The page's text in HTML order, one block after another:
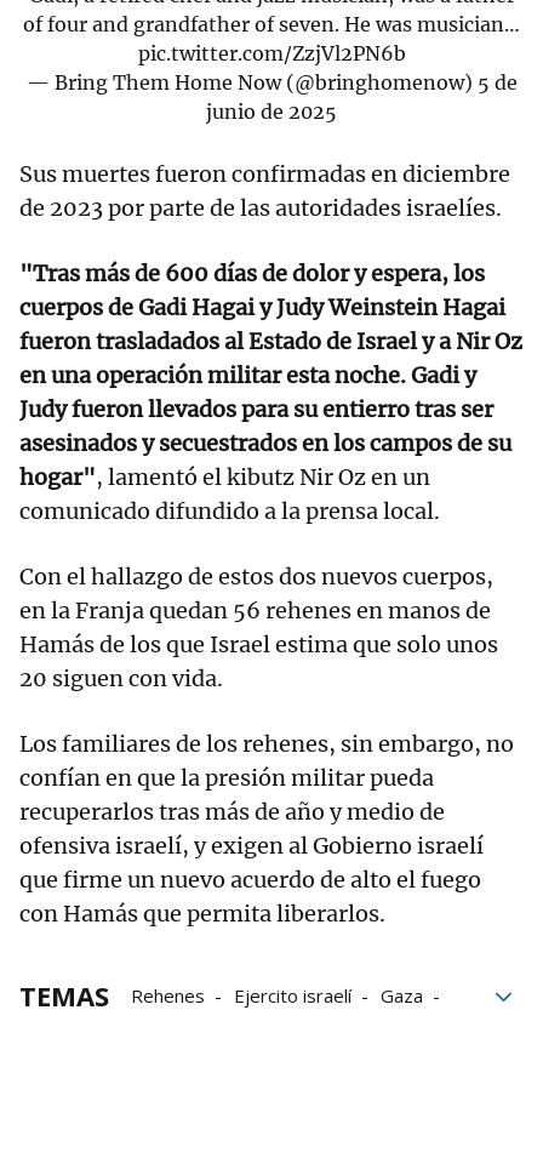
of four and grandfather of seven. He was musician…
pic.twitter.com/ZzjVl2PN6b
— Bring Them Home Now (@bringhomenow) 5 de
junio de 2025
Sus muertes fueron confirmadas en diciembre
de 2023 por parte de las autoridades israelíes.
"Tras más de 600 días de dolor y espera, los
cuerpos de Gadi Hagai y Judy Weinstein Hagai
fueron trasladados al Estado de Israel y a Nir Oz
en una operación militar esta noche. Gadi y
Judy fueron llevados para su entierro tras ser
asesinados y secuestrados en los campos de su
hogar", lamentó el kibutz Nir Oz en un
comunicado difundido a la prensa local.
Con el hallazgo de estos dos nuevos cuerpos,
en la Franja quedan 56 rehenes en manos de
Hamás de los que Israel estima que solo unos
20 siguen con vida.
Los familiares de los rehenes, sin embargo, no
confían en que la presión militar pueda
recuperarlos tras más de año y medio de
ofensiva israelí, y exigen al Gobierno israelí
que firme un nuevo acuerdo de alto el fuego
con Hamás que permita liberarlos.
TEMAS Rehenes Ejercito israelí
Gaza